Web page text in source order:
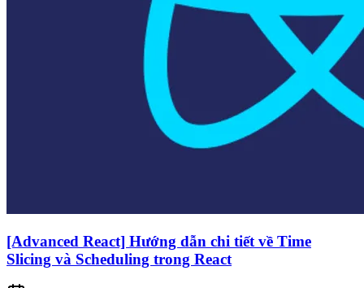
[Advanced React] Hướng dẫn chi tiết về Time
Slicing và Scheduling trong React